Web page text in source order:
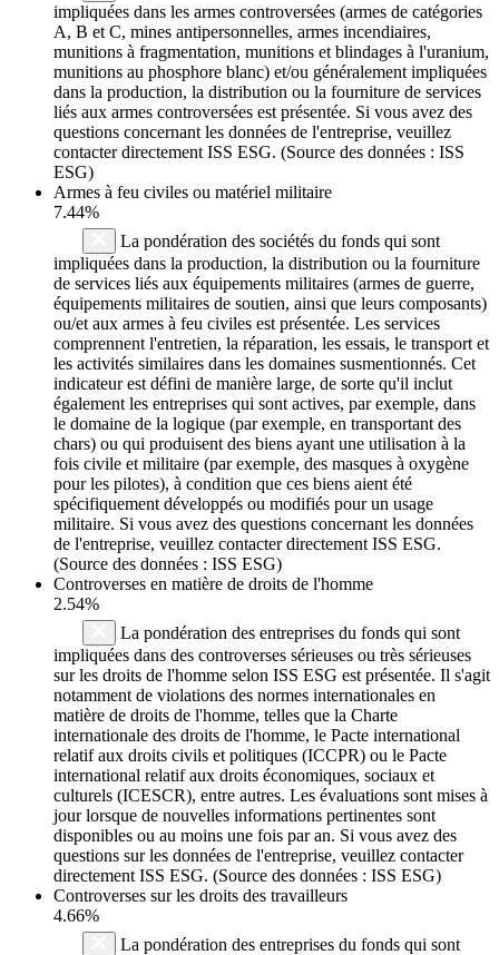
impliquées dans les armes controversées (armes de catégories
A, B et C, mines antipersonnelles, armes incendiaires,
munitions à fragmentation, munitions et blindages à l'uranium,
munitions au phosphore blanc) et/ou généralement impliquées
dans la production, la distribution ou la fourniture de services
liés aux armes controversées est présentée. Si vous avez des
questions concernant les données de l'entreprise, veuillez
contacter directement ISS ESG. (Source des données : ISS
ESG)
Armes à feu civiles ou matériel militaire
7.44%
La pondération des sociétés du fonds qui sont
impliquées dans la production, la distribution ou la fourniture
de services liés aux équipements militaires (armes de guerre,
équipements militaires de soutien, ainsi que leurs composants)
ou/et aux armes à feu civiles est présentée. Les services
comprennent l'entretien, la réparation, les essais, le transport et
les activités similaires dans les domaines susmentionnés. Cet
indicateur est défini de manière large, de sorte qu'il inclut
également les entreprises qui sont actives, par exemple, dans
le domaine de la logique (par exemple, en transportant des
chars) ou qui produisent des biens ayant une utilisation à la
fois civile et militaire (par exemple, des masques à oxygène
pour les pilotes), à condition que ces biens aient été
spécifiquement développés ou modifiés pour un usage
militaire. Si vous avez des questions concernant les données
de l'entreprise, veuillez contacter directement ISS ESG.
(Source des données : ISS ESG)
Controverses en matière de droits de l'homme
2.54%
La pondération des entreprises du fonds qui sont
impliquées dans des controverses sérieuses ou très sérieuses
sur les droits de l'homme selon ISS ESG est présentée. Il s'agit
notamment de violations des normes internationales en
matière de droits de l'homme, telles que la Charte
internationale des droits de l'homme, le Pacte international
relatif aux droits civils et politiques (ICCPR) ou le Pacte
international relatif aux droits économiques, sociaux et
culturels (ICESCR), entre autres. Les évaluations sont mises à
jour lorsque de nouvelles informations pertinentes sont
disponibles ou au moins une fois par an. Si vous avez des
questions sur les données de l'entreprise, veuillez contacter
directement ISS ESG. (Source des données : ISS ESG)
Controverses sur les droits des travailleurs
4.66%
La pondération des entreprises du fonds qui sont